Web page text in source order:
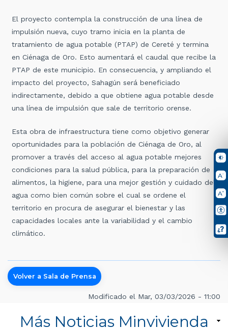
El proyecto contempla la construcción de una línea de
impulsión nueva, cuyo tramo inicia en la planta de
tratamiento de agua potable (PTAP) de Cereté y termina
en Ciénaga de Oro. Esto aumentará el caudal que recibe la
PTAP de este municipio. En consecuencia, y ampliando el
impacto del proyecto, Sahagún será beneficiado
indirectamente, debido a que obtiene agua potable desde
una línea de impulsión que sale de territorio orense.
Esta obra de infraestructura tiene como objetivo generar
oportunidades para la población de Ciénaga de Oro, al
promover a través del acceso al agua potable mejores
condiciones para la salud pública, para la preparación de
alimentos, la higiene, para una mejor gestión y cuidado del
agua como bien común sobre el cual se ordene el
territorio en procura de asegurar el bienestar y las
capacidades locales ante la variabilidad y el cambio
climático.
Volver a Sala de Prensa
Modificado el Mar, 03/03/2026 - 11:00
Más Noticias Minvivienda